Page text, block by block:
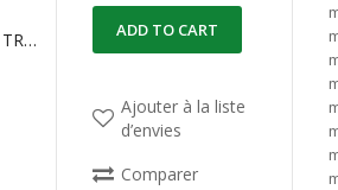
MSP430 MSP430G2 LAUNCHPAD W/ENERGY TRACE ADD TO CART
Ajouter à la liste
d’envies
Comparer